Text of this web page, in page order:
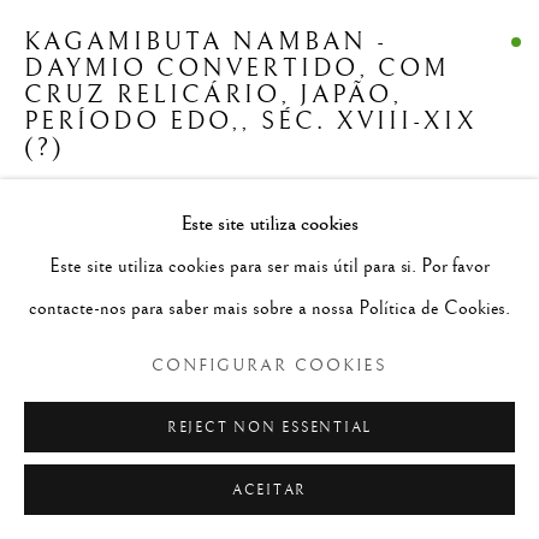
ALL TRIBAL E AFRO-PORTUGUESA
CHINESA/SINO-PORTUGUESA
ÍNDIA/INDO-PORTUGUESA
JAPÃO/NIPO-PORTUGUESA
REINO DO CEILÃO/ CÍNGALO-PORTUGUESAS
REINO DO PEGU
TAILÂNDIA/LUSO-SIAMÊS
Política de Privacidade Configurar cookies
© 2026 SÃO ROQUE
SITE PRODUZIDO POR ARTLOGIC
Este site utiliza cookies
Este site utiliza cookies para ser mais útil para si. Por favor
contacte-nos para saber mais sobre a nossa Política de Cookies.
CONFIGURAR COOKIES
REJECT NON ESSENTIAL
ACEITAR
KAGAMIBUTA NAMBAN -
DAYMIO CONVERTIDO, COM
CRUZ RELICÁRIO , JAPÃO,
PERÍODO EDO,, SÉC. XVIII-XIX
(?)
cryptomeria japonica (?), laca, ouro e madrepérola
4.0 × 4.0 × 2.0 cm
F983
LER MAIS